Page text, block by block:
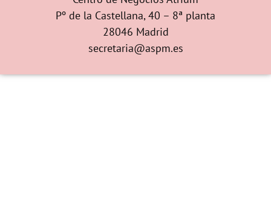
Pº de la Castellana, 40 – 8ª planta
28046 Madrid
secretaria@aspm.es